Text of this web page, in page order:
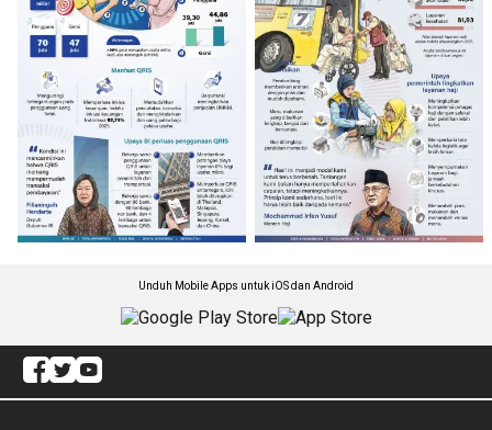
Unduh Mobile Apps untuk iOS dan Android